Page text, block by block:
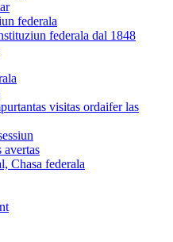
federala
federala dal 1848
visitas ordaifer las
avertas
Chasa federala